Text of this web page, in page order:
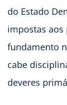
do Estado
impostas
fundamento
cabe
deveres